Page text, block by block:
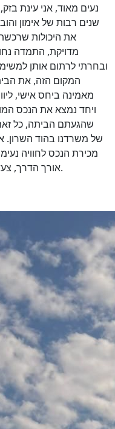
נעים מאוד, אני עינת
שנים רבות של אימון
את היכולות
מדויקת, התמדה
ובחרתי לרתום אותן
המקום הזה, את
מאמינה ביחס אישי,
ויחד נמצא את הנכס
שהגעתם הביתה, כל
של משרדנו בהוד השרון.
מכירת הנכס לחוויה
אורך הדרך, צעד אחר צעד, עד שתגשימו את חלומכם.